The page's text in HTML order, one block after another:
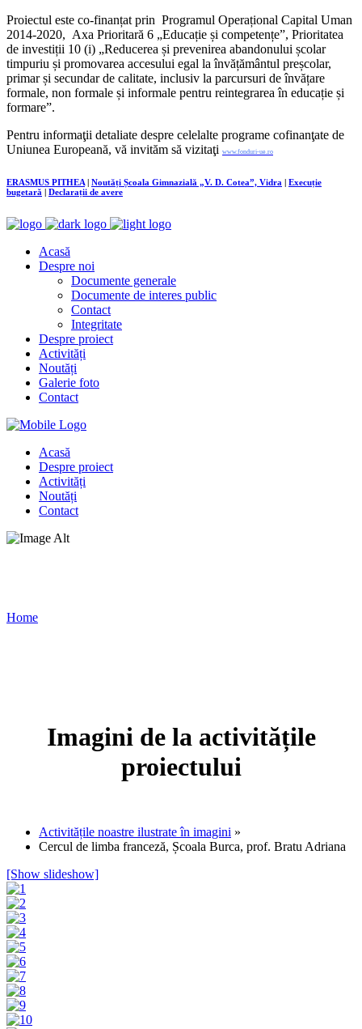
Proiectul este co-finanțat prin Programul Operațional Capital Uman
2014-2020, Axa Prioritară 6 „Educație și competențe”, Prioritatea
de investiții 10 (i) „Reducerea și prevenirea abandonului școlar
timpuriu și promovarea accesului egal la învățământul preșcolar,
primar și secundar de calitate, inclusiv la parcursuri de învățare
formale, non formale și informale pentru reintegrarea în educație și
formare”.
Pentru informaţii detaliate despre celelalte programe cofinanţate de
Uniunea Europeană, vă invităm să vizitaţi www.fonduri-ue.ro
ERASMUS PITHEA | Noutăți Școala Gimnazială „V. D. Cotea”, Vidra | Execuție
bugetară | Declarații de avere
Acasă
Despre noi
Documente generale
Documente de interes public
Contact
Integritate
Despre proiect
Activități
Noutăți
Galerie foto
Contact
Acasă
Despre proiect
Activități
Noutăți
Contact
Home
Imagini de la activitățile
proiectului
Activitățile noastre ilustrate în imagini »
Cercul de limba franceză, Școala Burca, prof. Bratu Adriana
[Show slideshow]